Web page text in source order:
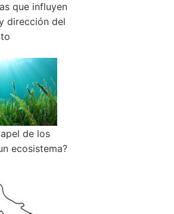
que influyen
dirección del
de los
ecosistema?